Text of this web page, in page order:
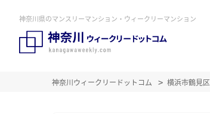
神奈川県のマンスリーマンション・ウィークリーマンション
神奈川ウィークリードットコム 横浜市鶴見区